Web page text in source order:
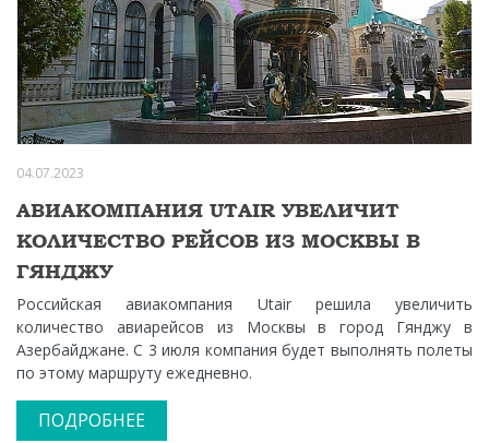
04.07.2023
АВИАКОМПАНИЯ UTAIR УВЕЛИЧИТ
КОЛИЧЕСТВО РЕЙСОВ ИЗ МОСКВЫ В
ГЯНДЖУ
Российская авиакомпания Utair решила увеличить
количество авиарейсов из Москвы в город Гянджу в
Азербайджане. С 3 июля компания будет выполнять полеты
по этому маршруту ежедневно.
ПОДРОБНЕЕ